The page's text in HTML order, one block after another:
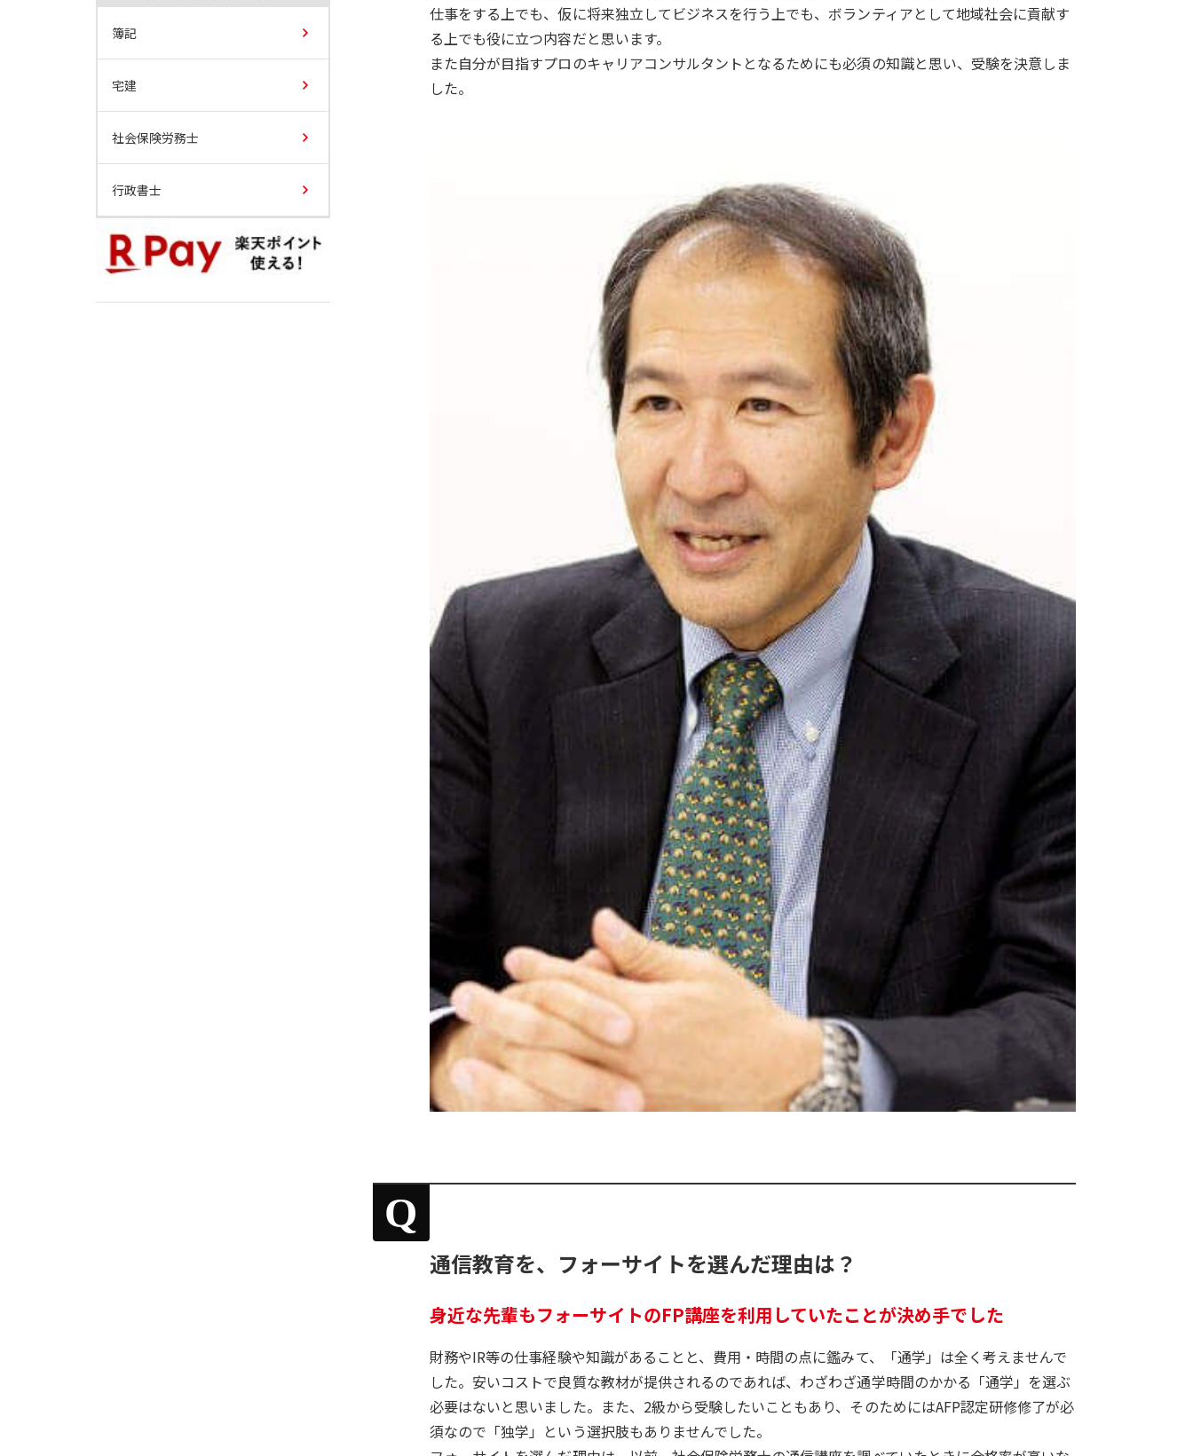
仕事をする上でも、仮に将来独立してビジネスを行う上でも、ボランティアとして地域社会に貢献す
る上でも役に立つ内容だと思います。
また自分が目指すプロのキャリアコンサルタントとなるためにも必須の知識と思い、受験を決意しま
した。
Q
通信教育を、フォーサイトを選んだ理由は？
身近な先輩もフォーサイトのFP講座を利用していたことが決め手でした
財務やIR等の仕事経験や知識があることと、費用・時間の点に鑑みて、「通学」は全く考えませんで
した。安いコストで良質な教材が提供されるのであれば、わざわざ通学時間のかかる「通学」を選ぶ
必要はないと思いました。また、2級から受験したいこともあり、そのためにはAFP認定研修修了が必
須なので「独学」という選択肢もありませんでした。
簿記
宅建
社会保険労務士
行政書士